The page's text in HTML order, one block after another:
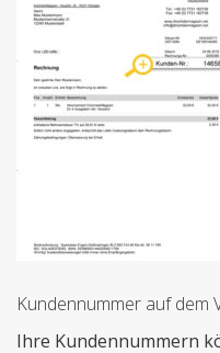
Kundennummer auf dem
Ihre Kundennummern